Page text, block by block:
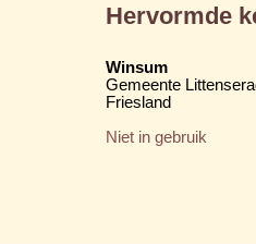
Hervormde
Winsum
Gemeente
Friesland
Niet in gebruik